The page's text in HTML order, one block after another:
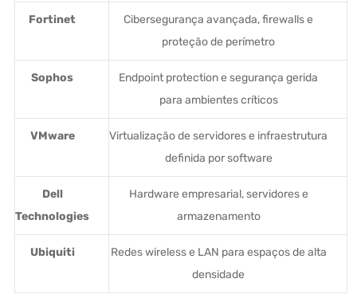
Fortinet
Cibersegurança avançada, firewalls e
proteção de perímetro
Sophos
Endpoint protection e segurança gerida
para ambientes críticos
VMware
Virtualização de servidores e infraestrutura
definida por software
Dell
Technologies
Hardware empresarial, servidores e
armazenamento
Ubiquiti
Redes wireless e LAN para espaços de alta
densidade